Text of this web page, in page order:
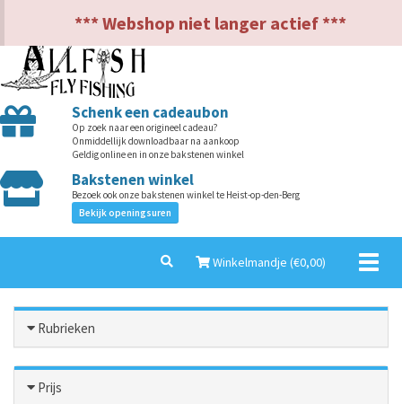
*** Webshop niet langer actief ***
Schenk een cadeaubon
Op zoek naar een origineel cadeau?
Onmiddellijk downloadbaar na aankoop
Geldig online en in onze bakstenen winkel
Bakstenen winkel
Bezoek ook onze bakstenen winkel te Heist-op-den-Berg
Bekijk openingsuren
Winkelmandje (€0,00)
Rubrieken
Prijs